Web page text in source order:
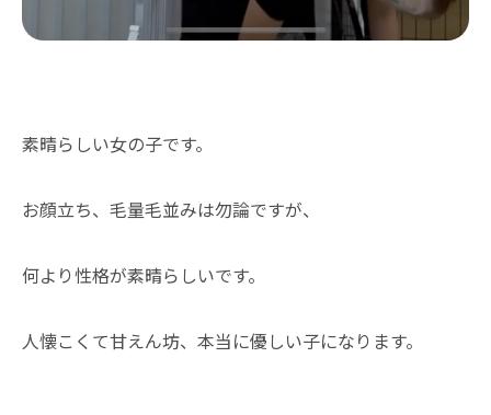
素晴らしい女の子です。
お顔立ち、毛量毛並みは勿論ですが、
何より性格が素晴らしいです。
人懐こくて甘えん坊、本当に優しい子になります。